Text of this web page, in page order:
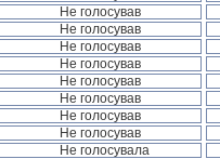
Не голосував
Не голосував
Не голосував
Не голосував
Не голосував
Не голосував
Не голосував
Не голосував
Не голосувала